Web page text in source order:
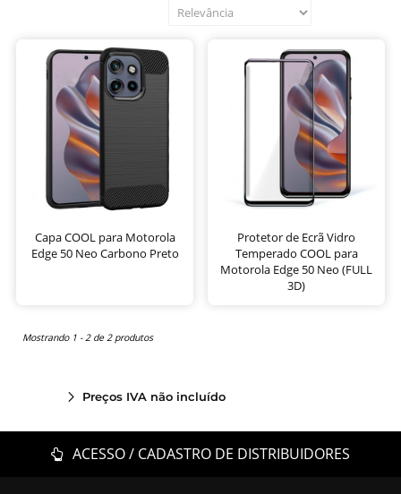
Capa COOL para Motorola
Edge 50 Neo Carbono Preto
Protetor de Ecrã Vidro
Temperado COOL para
Motorola Edge 50 Neo (FULL
3D)
Mostrando 1 - 2 de 2 produtos
Preços IVA não incluído
ACESSO / CADASTRO DE DISTRIBUIDORES